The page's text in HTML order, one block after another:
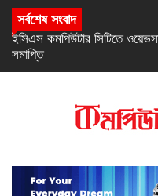
সর্বশেষ সংবাদ
নিরবচ্ছিন্ন পাওয়ার নিশ্চিতে